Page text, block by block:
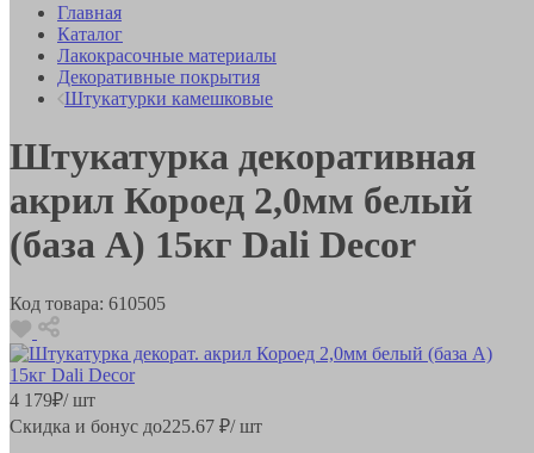
Главная
Каталог
Лакокрасочные материалы
Декоративные покрытия
Штукатурки камешковые
Штукатурка декоративная
акрил Короед 2,0мм белый
(база А) 15кг Dali Decor
Код товара: 610505
4 179₽/ шт
Скидка и бонус до225.67 ₽/ шт